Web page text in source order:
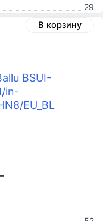
29
В корзину